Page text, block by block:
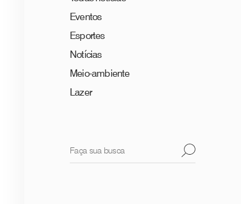
Eventos
Esportes
Notícias
Meio-ambiente
Lazer